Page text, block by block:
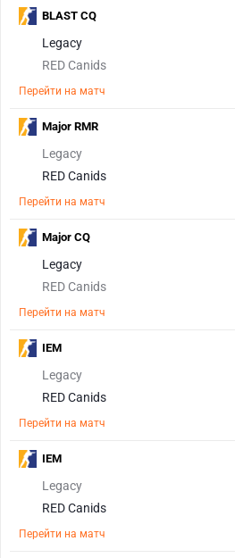
Legacy
RED Canids
Перейти на матч
BLAST CQ
Legacy
RED Canids
Перейти на матч
Major RMR
Legacy
RED Canids
Перейти на матч
Major CQ
Legacy
RED Canids
Перейти на матч
IEM
Legacy
RED Canids
Перейти на матч
IEM